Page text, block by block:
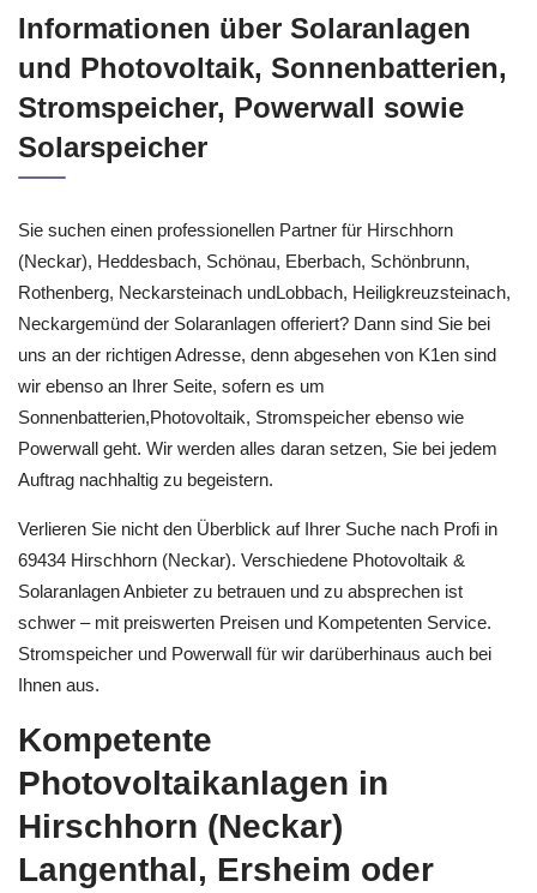
Informationen über Solaranlagen
und Photovoltaik, Sonnenbatterien,
Stromspeicher, Powerwall sowie
Solarspeicher
Sie suchen einen professionellen Partner für Hirschhorn
(Neckar), Heddesbach, Schönau, Eberbach, Schönbrunn,
Rothenberg, Neckarsteinach undLobbach, Heiligkreuzsteinach,
Neckargemünd der Solaranlagen offeriert? Dann sind Sie bei
uns an der richtigen Adresse, denn abgesehen von K1en sind
wir ebenso an Ihrer Seite, sofern es um
Sonnenbatterien,Photovoltaik, Stromspeicher ebenso wie
Powerwall geht. Wir werden alles daran setzen, Sie bei jedem
Auftrag nachhaltig zu begeistern.
Verlieren Sie nicht den Überblick auf Ihrer Suche nach Profi in
69434 Hirschhorn (Neckar). Verschiedene Photovoltaik &
Solaranlagen Anbieter zu betrauen und zu absprechen ist
schwer – mit preiswerten Preisen und Kompetenten Service.
Stromspeicher und Powerwall für wir darüberhinaus auch bei
Ihnen aus.
Kompetente
Photovoltaikanlagen in
Hirschhorn (Neckar)
Langenthal, Ersheim oder